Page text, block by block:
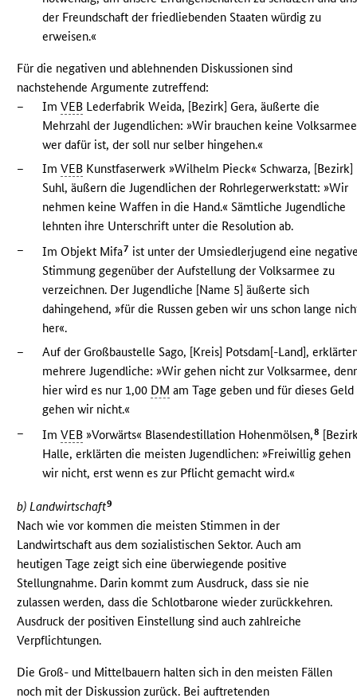
der Freundschaft der friedliebenden Staaten würdig zu
erweisen.«
Für die negativen und ablehnenden Diskussionen sind
nachstehende Argumente zutreffend:
–
ImVEB Lederfabrik Weida, [Bezirk] Gera, äußerte die
Mehrzahl der Jugendlichen: »Wir brauchen keine
wer dafür ist, der soll nur selber hingehen.«
–
ImVEB Kunstfaserwerk »Wilhelm Pieck« Schwarza, [Bezirk]
Suhl, äußern die Jugendlichen der Rohrlegerwerkstatt: »Wir
nehmen keine Waffen in die Hand.« Sämtliche Jugendliche
lehnten ihre Unterschrift unter die Resolution ab.
–
Im Objekt Mifa7 ist unter der Umsiedlerjugend eine
Stimmung gegenüber der Aufstellung der Volksarmee zu
verzeichnen. Der Jugendliche [Name 5] äußerte sich
dahingehend, »für die Russen geben wir uns schon lange
her«.
–
Auf der Großbaustelle Sago, [Kreis] Potsdam[-Land],
mehrere Jugendliche: »Wir gehen nicht zur Volksarmee,
hier wird es nur 1,00 DM am Tage geben und für dieses Geld
gehen wir nicht.«
–
ImVEB »Vorwärts« Blasendestillation Hohenmölsen,8
Halle, erklärten die meisten Jugendlichen: »Freiwillig gehen
wir nicht, erst wenn es zur Pflicht gemacht wird.«
b) Landwirtschaft9
Nach wie vor kommen die meisten Stimmen in der
Landwirtschaft aus dem sozialistischen Sektor. Auch am
heutigen Tage zeigt sich eine überwiegende positive
Stellungnahme. Darin kommt zum Ausdruck, dass sie nie
zulassen werden, dass die Schlotbarone wieder zurückkehren.
Ausdruck der positiven Einstellung sind auch zahlreiche
Verpflichtungen.
Die Groß- und Mittelbauern halten sich in den meisten Fällen
noch mit der Diskussion zurück. Bei auftretenden